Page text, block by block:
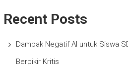
Recent Posts
Dampak Negatif AI untuk Siswa
Berpikir Kritis